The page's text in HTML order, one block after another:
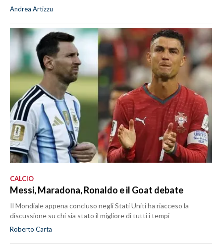
Andrea Artizzu
CALCIO
Messi, Maradona, Ronaldo e il Goat debate
Il Mondiale appena concluso negli Stati Uniti ha riacceso la
discussione su chi sia stato il migliore di tutti i tempi
Roberto Carta